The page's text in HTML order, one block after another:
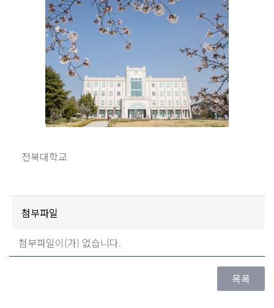
전북대학교
첨부파일
첨부파일이(가) 없습니다.